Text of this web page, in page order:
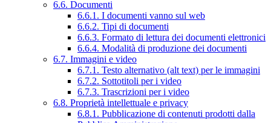
6.6. Documenti
6.6.1. I documenti vanno sul web
6.6.2. Tipi di documenti
6.6.3. Formato di lettura dei documenti elettronici
6.6.4. Modalità di produzione dei documenti
6.7. Immagini e video
6.7.1. Testo alternativo (alt text) per le immagini
6.7.2. Sottotitoli per i video
6.7.3. Trascrizioni per i video
6.8. Proprietà intellettuale e privacy
6.8.1. Pubblicazione di contenuti prodotti dalla